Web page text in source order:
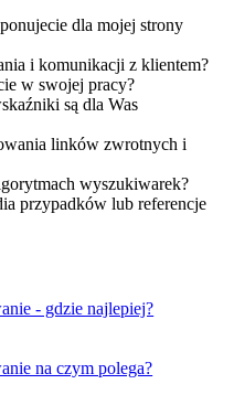
dla mojej strony
i komunikacji z klientem?
w swojej pracy?
są dla Was
linków zwrotnych i
wyszukiwarek?
przypadków lub referencje
- gdzie najlepiej?
na czym polega?